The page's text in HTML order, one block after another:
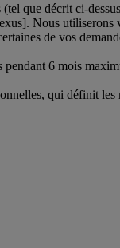
que décrit ci-
Nous utiliserons
de vos
6 mois
qui définit